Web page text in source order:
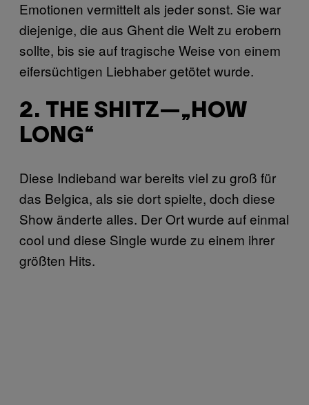
Emotionen vermittelt als jeder sonst. Sie war
diejenige, die aus Ghent die Welt zu erobern
sollte, bis sie auf tragische Weise von einem
eifersüchtigen Liebhaber getötet wurde.
2. THE SHITZ—„HOW
LONG“
Diese Indieband war bereits viel zu groß für
das Belgica, als sie dort spielte, doch diese
Show änderte alles. Der Ort wurde auf einmal
cool und diese Single wurde zu einem ihrer
größten Hits.